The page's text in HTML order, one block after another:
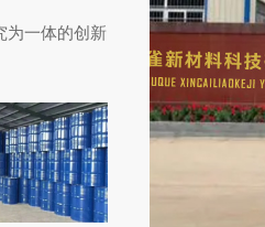
为一体的创新